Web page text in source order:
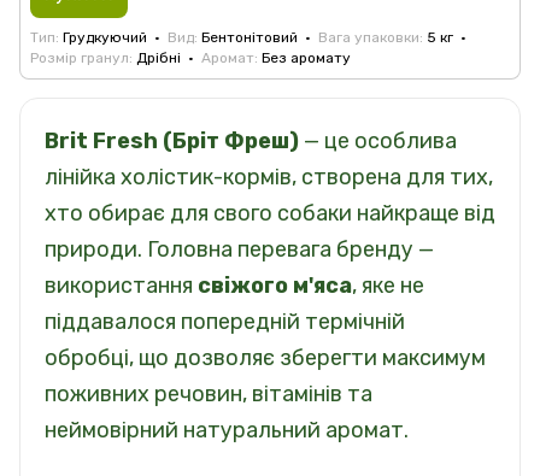
Тип Грудкуючий Вид Бентонітовий Вага упаковки 5 кг
Розмір гранул Дрібні Аромат Без аромату
Brit Fresh (Бріт Фреш) — це особлива
лінійка холістик-кормів, створена для тих,
хто обирає для свого собаки найкраще від
природи. Головна перевага бренду —
використання свіжого м'яса, яке не
піддавалося попередній термічній
обробці, що дозволяє зберегти максимум
поживних речовин, вітамінів та
неймовірний натуральний аромат.